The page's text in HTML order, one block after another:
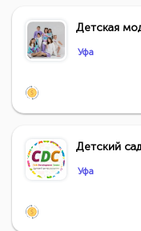
Детская
Уфа
Детский
Уфа